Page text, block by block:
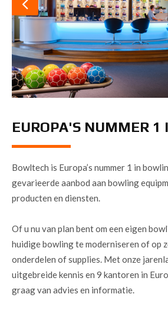
EUROPA'S NUMMER 1
Bowltech is Europa’s nummer 1 in
gevarieerde aanbod aan bowling
producten en diensten.
Of u nu van plan bent om een eigen
huidige bowling te moderniseren of op
onderdelen of supplies. Met onze
uitgebreide kennis en 9 kantoren in
graag van advies en informatie.